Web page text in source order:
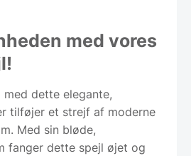
med vores
med dette elegante,
tilføjer et strejf af moderne
Med sin bløde,
fanger dette spejl øjet og